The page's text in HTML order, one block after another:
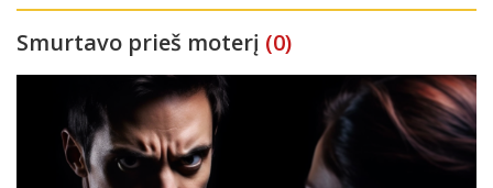
Smurtavo prieš moterį (0)